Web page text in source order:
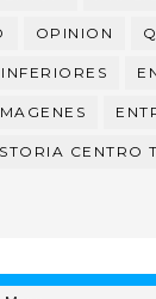
OPINION
CENTRO